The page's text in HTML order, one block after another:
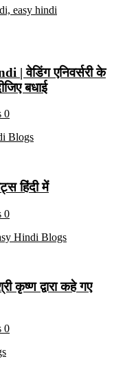
| वेडिंग एनिवर्सरी के
बधाई
0
हिंदी में
0
द्वारा कहे गए
0